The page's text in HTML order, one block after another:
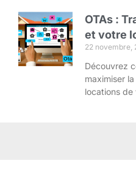
OTAs :
et votre
22 novembre,
Découvrez
maximiser
locations de